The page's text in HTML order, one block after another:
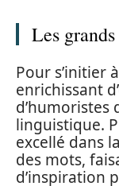
Les
Pour s’initier
enrichissant
d’humoristes
linguistique.
excellé dans
des mots,
d’inspiration